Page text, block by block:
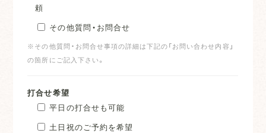
頼
その他質問・お問合せ
※その他質問・お問合せ事項の詳細は下記の「お問い合わせ内容」
の箇所にご記入下さい。
打合せ希望
平日の打合せも可能
土日祝のご予約を希望